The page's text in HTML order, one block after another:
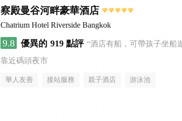
察殿曼谷河畔豪華酒店
Chatrium Hotel Riverside Bangkok
9.8 優異的 919 點評 “酒店有船，可帶孩子坐船
靠近碼頭夜市
華人友善 接站服務 親子酒店 游泳池